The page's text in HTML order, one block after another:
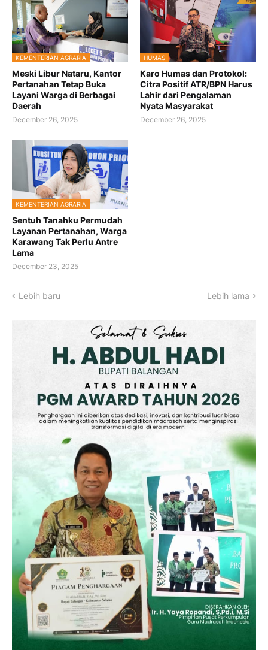
KEMENTERIAN AGRARIA
Meski Libur Nataru, Kantor
Pertanahan Tetap Buka
Layani Warga di Berbagai
Daerah
December 26, 2025
HUMAS
Karo Humas dan Protokol:
Citra Positif ATR/BPN Harus
Lahir dari Pengalaman
Nyata Masyarakat
December 26, 2025
KEMENTERIAN AGRARIA
Sentuh Tanahku Permudah
Layanan Pertanahan, Warga
Karawang Tak Perlu Antre
Lama
December 23, 2025
Lebih baru Lebih lama